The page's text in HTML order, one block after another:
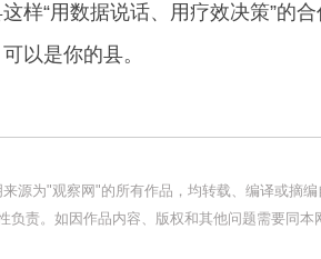
样“用数据说话、用疗效决策”的
以是你的县。
来源为"观察网"的所有作品，均转载、编译或摘
负责。如因作品内容、版权和其他问题需要同本